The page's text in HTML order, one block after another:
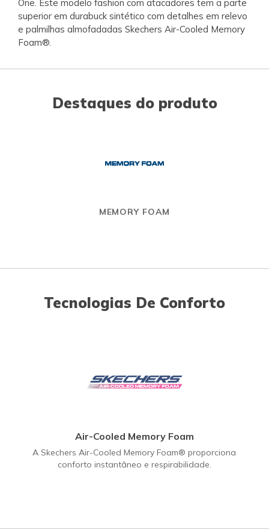
One. Este modelo fashion com atacadores tem a parte
superior em durabuck sintético com detalhes em relevo
e palmilhas almofadadas Skechers Air-Cooled Memory
Foam®.
Destaques do produto
MEMORY FOAM
Tecnologias De Conforto
Air-Cooled Memory Foam
A Skechers Air-Cooled Memory Foam® proporciona
conforto instantâneo e respirabilidade.